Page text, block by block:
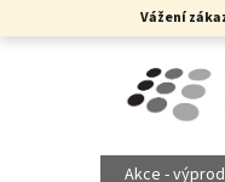
na
Vážení
Akce -